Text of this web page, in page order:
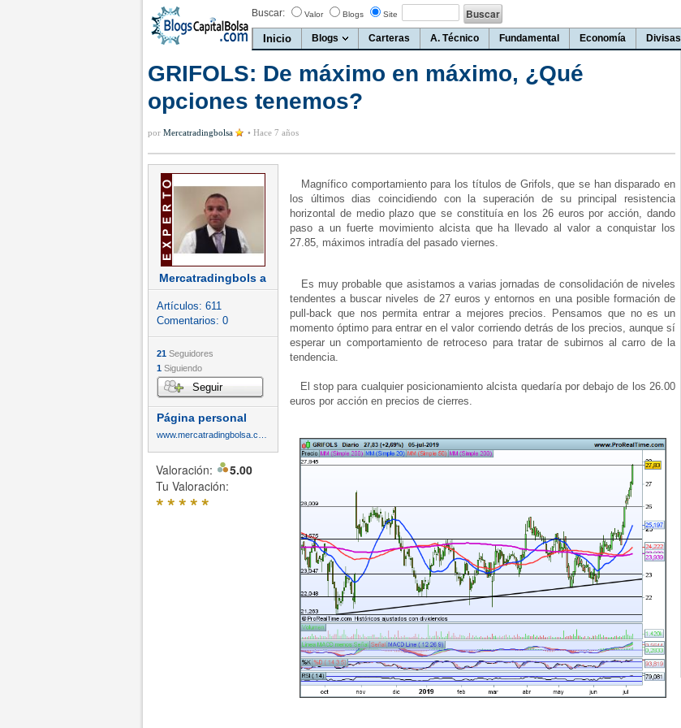
Buscar: Valor Blogs Site
Inicio Blogs Carteras A. Técnico Fundamental Economía Divisas
GRIFOLS: De máximo en máximo, ¿Qué
opciones tenemos?
por Mercatradingbolsa • Hace 7 años
Mercatradingbols a
Artículos: 611
Comentarios: 0
21 Seguidores
1 Siguiendo
Seguir
Página personal
Valoración:
5.00
Tu Valoración:
*****
Magnífico comportamiento para los títulos de Grifols, que se han disparado en
los últimos dias coincidiendo con la superación de su principal resistencia
horizontal de medio plazo que se constituía en los 26 euros por acción, dando
paso a un fuerte movimiento alcista que ha llevado al valor a conquistar los
27.85, máximos intradía del pasado viernes.
Es muy probable que asistamos a varias jornadas de consolidación de niveles
tendentes a buscar niveles de 27 euros y entornos en una posible formación de
pull-back que nos permita entrar a mejores precios. Pensamos que no es un
momento óptimo para entrar en el valor corriendo detrás de los precios, aunque sí
esperar un comportamiento de retroceso para tratar de subirnos al carro de la
tendencia.
El stop para cualquier posicionamiento alcista quedaría por debajo de los 26.00
euros por acción en precios de cierres.